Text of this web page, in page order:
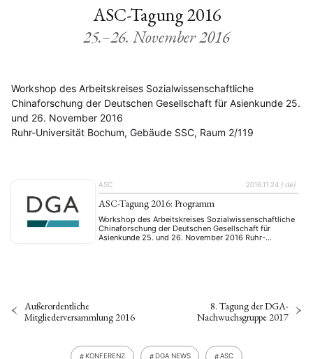
ASC-Tagung 2016
25.–26. November 2016
Workshop des Arbeitskreises Sozialwissenschaftliche
Chinaforschung der Deutschen Gesellschaft für Asienkunde 25.
und 26. November 2016
Ruhr-Universität Bochum, Gebäude SSC, Raum 2/119
ASC 2016.11.24 {:de}
ASC-Tagung 2016: Programm
Workshop des Arbeitskreises Sozialwissenschaftliche
Chinaforschung der Deutschen Gesellschaft für
Asienkunde 25. und 26. November 2016 Ruhr-
Außerordentliche
Mitgliederversammlung 2016
8. Tagung der DGA-
Nachwuchsgruppe 2017
KONFERENZ DGA NEWS ASC